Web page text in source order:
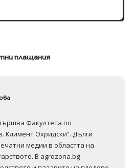
плащания
Факултета по
Климент Охридски“. Дълги
медии в областта на
В agrozona.bg